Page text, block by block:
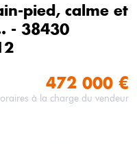
pied, calme et
- 38430
472 000 €
à la charge du vendeur